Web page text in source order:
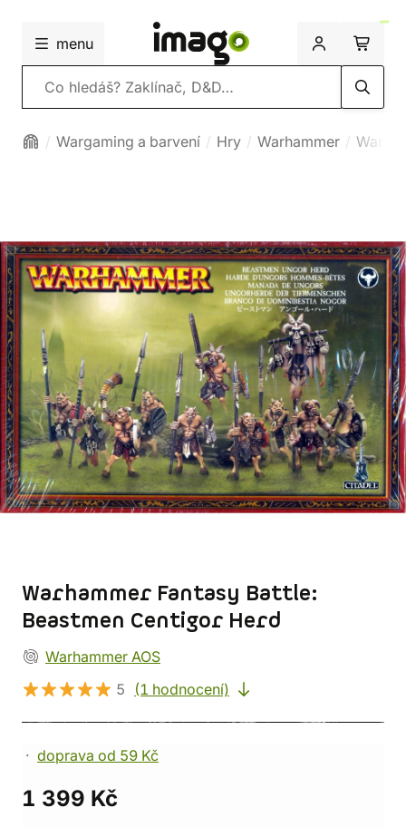
menu
Vyhledávání
Wargaming a barvení Hry Warhammer
Warhammer Fantasy Battle:
Beastmen Centigor Herd
Warhammer AOS
5
(1 hodnocení)
doprava od 59 Kč
1 399 Kč